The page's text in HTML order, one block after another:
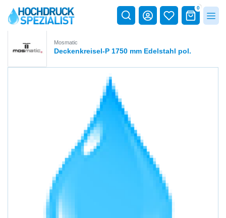
0
Mosmatic
Deckenkreisel-P 1750 mm Edelstahl pol.